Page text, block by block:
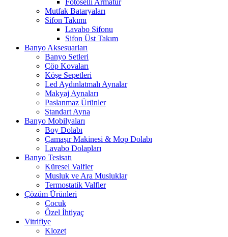
Fotoselli Armatür
Mutfak Bataryaları
Sifon Takımı
Lavabo Sifonu
Sifon Üst Takım
Banyo Aksesuarları
Banyo Setleri
Çöp Kovaları
Köşe Sepetleri
Led Aydınlatmalı Aynalar
Makyaj Aynaları
Paslanmaz Ürünler
Standart Ayna
Banyo Mobilyaları
Boy Dolabı
Çamaşır Makinesi & Mop Dolabı
Lavabo Dolapları
Banyo Tesisatı
Küresel Valfler
Musluk ve Ara Musluklar
Termostatik Valfler
Çözüm Ürünleri
Çocuk
Özel İhtiyaç
Vitrifiye
Klozet